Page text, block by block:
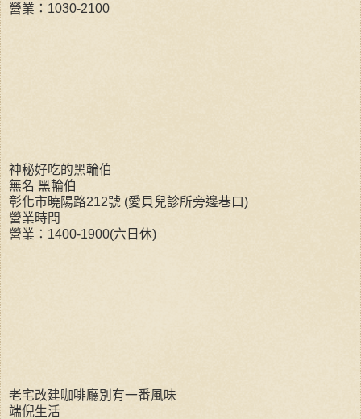
營業：1030-2100
神秘好吃的黑輪伯
無名 黑輪伯
彰化市曉陽路212號 (愛貝兒診所旁邊巷口)
營業時間
營業：1400-1900(六日休)
老宅改建咖啡廳別有一番風味
端倪生活